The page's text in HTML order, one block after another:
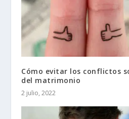
Cómo evitar los conflictos
del matrimonio
2 julio, 2022